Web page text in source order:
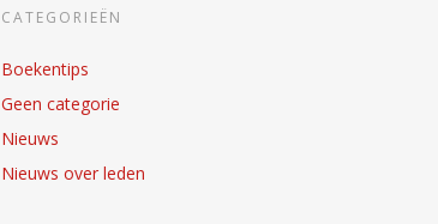
CATEGORIEËN
Boekentips
Geen categorie
Nieuws
Nieuws over leden